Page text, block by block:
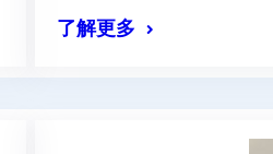
了解更多